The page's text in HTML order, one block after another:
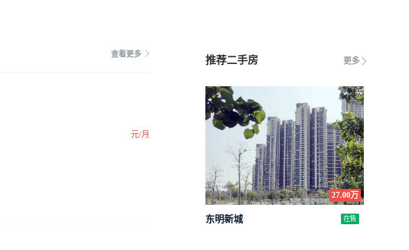
查看更多
元/月
更多
推荐二手房
27.00万
东明新城 在售